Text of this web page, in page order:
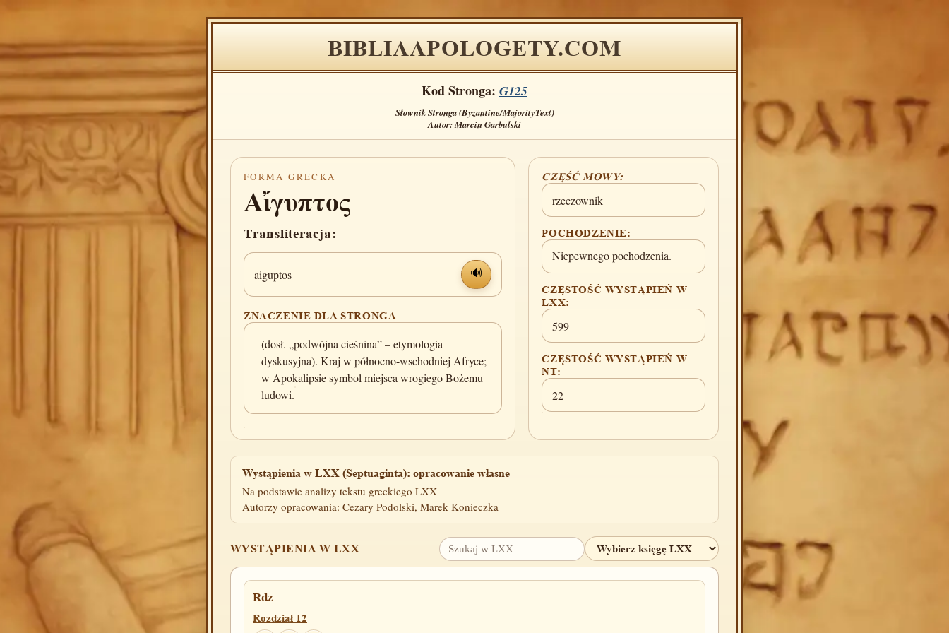
BIBLIAAPOLOGETY.COM
Kod Stronga: G125
Słownik Stronga (Byzantine/MajorityText)
Autor: Marcin Garbulski
FORMA GRECKA
Αἴγυπτος
Transliteracja:
aiguptos 🔊
ZNACZENIE DLA STRONGA
(dosł. „podwójna cieśnina” – etymologia
dyskusyjna). Kraj w północno-wschodniej Afryce;
w Apokalipsie symbol miejsca wrogiego Bożemu
ludowi.
CZĘŚĆ MOWY:
rzeczownik
POCHODZENIE:
Niepewnego pochodzenia.
CZĘSTOŚĆ WYSTĄPIEŃ W
LXX:
599
CZĘSTOŚĆ WYSTĄPIEŃ W
NT:
22
Wystąpienia w LXX (Septuaginta): opracowanie własne
Na podstawie analizy tekstu greckiego LXX
Autorzy opracowania: Cezary Podolski, Marek Konieczka
WYSTĄPIENIA W LXX
Rdz
Rozdział 12